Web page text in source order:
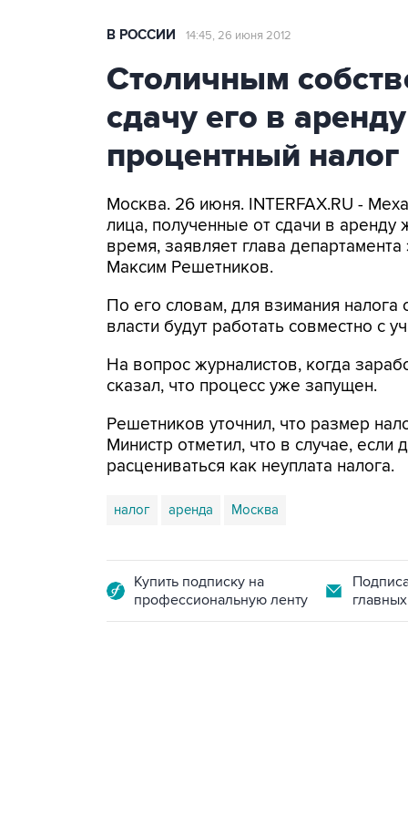
В РОССИИ 14:45, 26 июня 2012
Столичным
сдачу его в
процентный налог
Москва. 26 июня. INTERFAX.RU -
лица, полученные от сдачи в
время, заявляет глава
Максим Решетников.
По его словам, для взимания налога
власти будут работать совместно
На вопрос журналистов, когда
сказал, что процесс уже запущен.
Решетников уточнил, что размер
Министр отметил, что в случае,
расцениваться как неуплата налога.
налог аренда Москва
Купить подписку на
профессиональную ленту